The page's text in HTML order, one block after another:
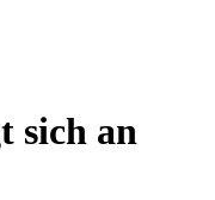
sich an